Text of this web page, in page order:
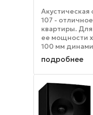
Акустическая
107 -
квартиры.
ее мощности
100 мм
выдают
динамики
детальное и
подробнее